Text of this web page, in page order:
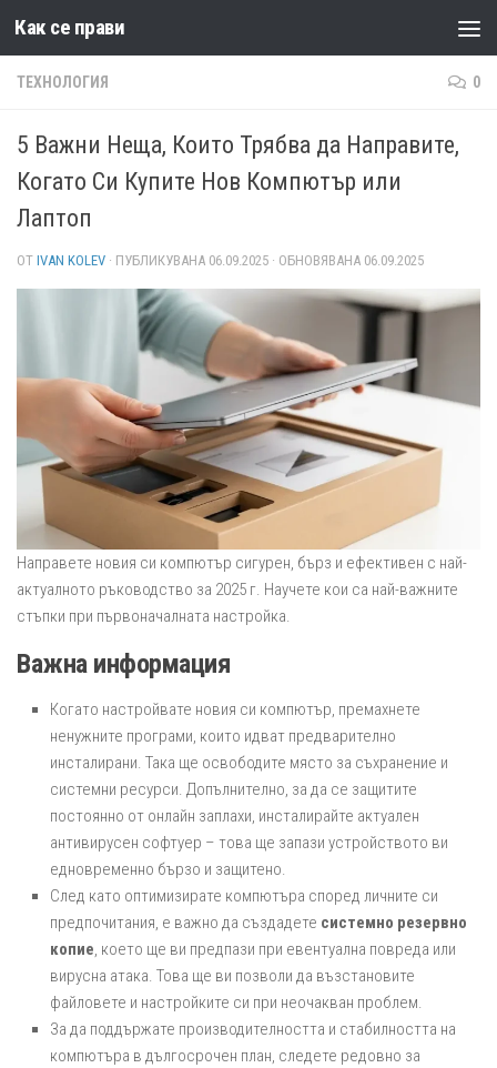
Към съдържанието
Как се прави
ТЕХНОЛОГИЯ 0
5 Важни Неща, Които Трябва да Направите,
Когато Си Купите Нов Компютър или
Лаптоп
ОТ IVAN KOLEV · ПУБЛИКУВАНА 06.09.2025 · ОБНОВЯВАНА 06.09.2025
Направете новия си компютър сигурен, бърз и ефективен с най-
актуалното ръководство за 2025 г. Научете кои са най-важните
стъпки при първоначалната настройка.
Важна информация
Когато настройвате новия си компютър, премахнете
ненужните програми, които идват предварително
инсталирани. Така ще освободите място за съхранение и
системни ресурси. Допълнително, за да се защитите
постоянно от онлайн заплахи, инсталирайте актуален
антивирусен софтуер – това ще запази устройството ви
едновременно бързо и защитено.
След като оптимизирате компютъра според личните си
предпочитания, е важно да създадете системно резервно
копие, което ще ви предпази при евентуална повреда или
вирусна атака. Това ще ви позволи да възстановите
файловете и настройките си при неочакван проблем.
За да поддържате производителността и стабилността на
компютъра в дългосрочен план, следете редовно за